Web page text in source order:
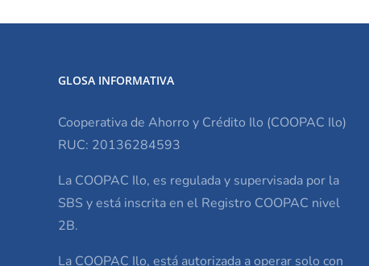
GLOSA INFORMATIVA
Cooperativa de Ahorro y Crédito Ilo (COOPAC Ilo)
RUC: 20136284593
La COOPAC Ilo, es regulada y supervisada por la
SBS y está inscrita en el Registro COOPAC nivel
2B.
La COOPAC Ilo, está autorizada a operar solo con